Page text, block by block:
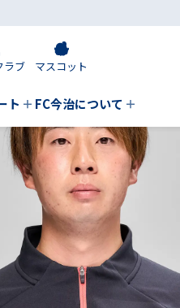
ラブ マスコット
ト FC今治について